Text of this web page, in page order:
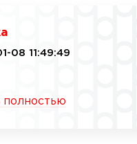
08 11:49:49
полностью